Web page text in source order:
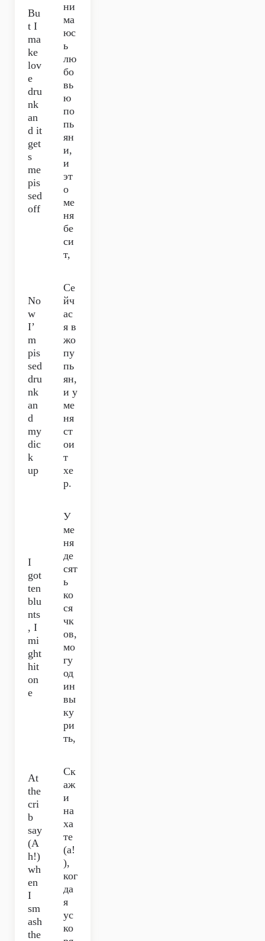
Bu
t I
ma
ke
lov
e
dru
nk
an
d it
get
s
me
pis
sed
off
ни
ма
юс
ь
лю
бо
вь
ю
по
пь
ян
и,
и
эт
о
ме
ня
бе
си
т,
No
w
I’
m
pis
sed
dru
nk
an
d
my
dic
k
up
Се
йч
ас
я в
жо
пу
пь
ян,
и у
ме
ня
ст
ои
т
хе
р.
I
got
ten
blu
nts
, I
mi
ght
hit
on
e
У
ме
ня
де
сят
ь
ко
ся
чк
ов,
мо
гу
од
ин
вы
ку
ри
ть,
At
the
cri
b
say
(A
h!)
wh
en
I
sm
ash
the
Ск
аж
и
на
ха
те
(а!
),
ког
да
я
ус
ко